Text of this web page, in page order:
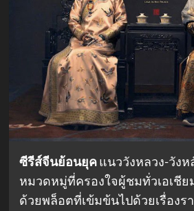
ซีรีส์จีนย้อนยุคแนววังหลวง-วังห
หมวดหมู่ที่ครองใจผู้ชมทั่วเอเชีย
ด้วยพล็อตที่เข้มข้นไปด้วยเรื่องร